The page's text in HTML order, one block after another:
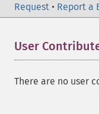
Request • Report a
User
There are no user